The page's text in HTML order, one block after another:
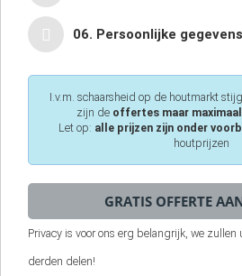
06. Persoonlijke gegevens
I.v.m. schaarsheid op de houtmarkt
zijn de offertes maar
Let op: alle prijzen zijn onder
houtprijzen
Privacy is voor ons erg belangrijk, we
derden delen!